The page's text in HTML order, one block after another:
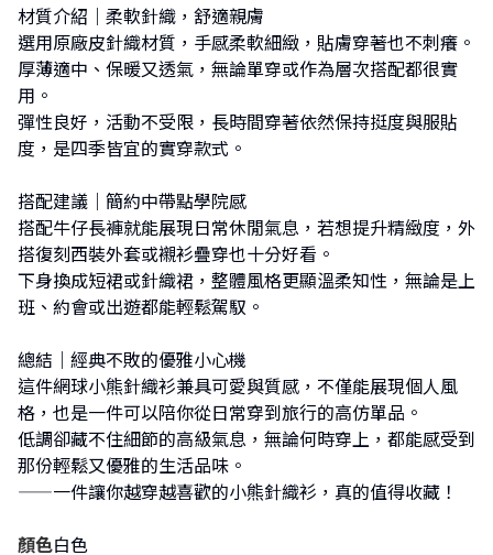
材質介紹｜柔軟針織，舒適親膚
選用原廠皮針織材質，手感柔軟細緻，貼膚穿著也不刺癢。
厚薄適中、保暖又透氣，無論單穿或作為層次搭配都很實
用。
彈性良好，活動不受限，長時間穿著依然保持挺度與服貼
度，是四季皆宜的實穿款式。
搭配建議｜簡約中帶點學院感
搭配牛仔長褲就能展現日常休閒氣息，若想提升精緻度，外
搭復刻西裝外套或襯衫疊穿也十分好看。
下身換成短裙或針織裙，整體風格更顯溫柔知性，無論是上
班、約會或出遊都能輕鬆駕馭。
總結｜經典不敗的優雅小心機
這件網球小熊針織衫兼具可愛與質感，不僅能展現個人風
格，也是一件可以陪你從日常穿到旅行的高仿單品。
低調卻藏不住細節的高級氣息，無論何時穿上，都能感受到
那份輕鬆又優雅的生活品味。
——一件讓你越穿越喜歡的小熊針織衫，真的值得收藏！
顏色白色